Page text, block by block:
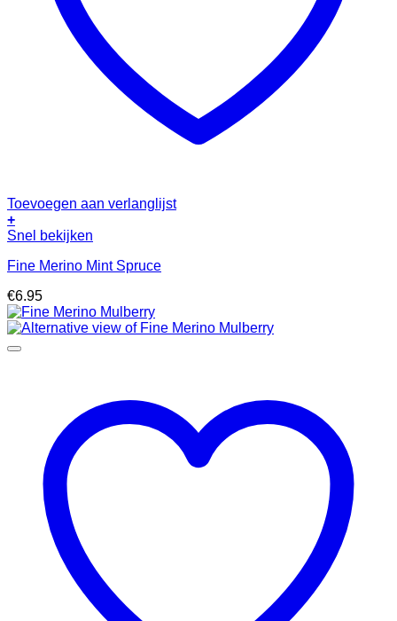
Toevoegen aan verlanglijst
+
Snel bekijken
Fine Merino Mint Spruce
€6.95